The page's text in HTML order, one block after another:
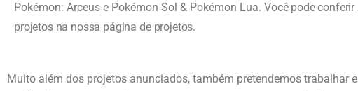
Pokémon: Arceus e Pokémon Sol & Pokémon Lua. Você pode conferir
projetos na nossa página de projetos.
Muito além dos projetos anunciados, também pretendemos